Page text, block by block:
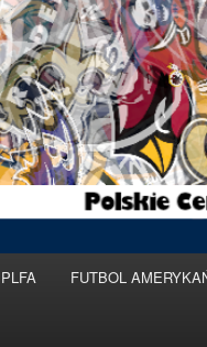
PLFA FUTBOL